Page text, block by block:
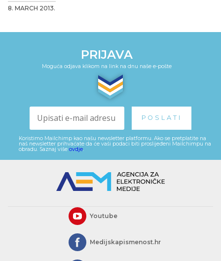
8. MARCH 2013.
PRIJAVA
Moguća odjava klikom na link na dnu naše e-pošte
Koristimo Mailchimp kao našu newsletter platformu. Ako se pretplatite na
naš newsletter prihvaćate da će vaši podaci biti proslijeđeni Mailchimpu na
obradu. Saznaj više ovdje
Youtube
Medijskapismenost.hr